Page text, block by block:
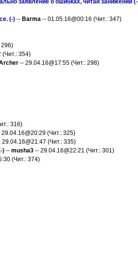
заявление о ошибках, читай занижении
(-) -- Barma -- 01.05.16@00:16 (Чит.: 347)
296)
(Чит.: 354)
-- 29.04.16@17:55 (Чит.: 298)
316)
29.04.16@20:29 (Чит.: 325)
29.04.16@21:47 (Чит.: 335)
) -- musha3 -- 29.04.16@22:21 (Чит.: 301)
(Чит.: 374)